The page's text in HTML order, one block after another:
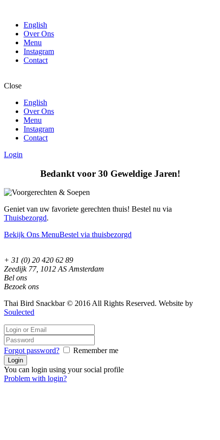
English
Over Ons
Menu
Instagram
Contact
Close
English
Over Ons
Menu
Instagram
Contact
Login
Bedankt voor 30 Geweldige Jaren!
Geniet van uw favoriete gerechten thuis! Bestel nu via
Thuisbezorgd.
Bekijk Ons MenuBestel via thuisbezorgd
+ 31 (0) 20 420 62 89
Zeedijk 77, 1012 AS Amsterdam
Bel ons
Bezoek ons
Thai Bird Snackbar © 2016 All Rights Reserved. Website by
Soulected
Forgot password? Remember me
You can login using your social profile
Problem with login?